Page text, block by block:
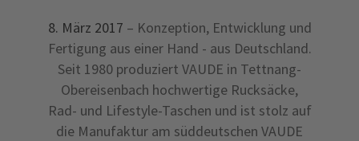
8. März 2017 – Konzeption, Entwicklung und
Fertigung aus einer Hand - aus Deutschland.
Seit 1980 produziert VAUDE in Tettnang-
Obereisenbach hochwertige Rucksäcke,
Rad- und Lifestyle-Taschen und ist stolz auf
die Manufaktur am süddeutschen VAUDE